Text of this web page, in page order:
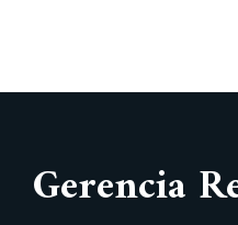
Gerencia